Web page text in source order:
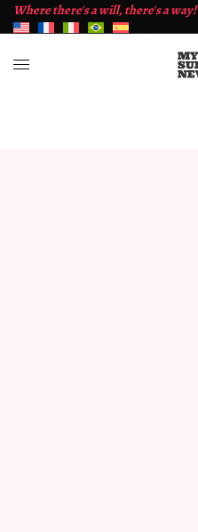
Where there's a will, there's a way!